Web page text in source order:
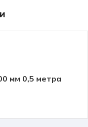
мм 0,5 метра